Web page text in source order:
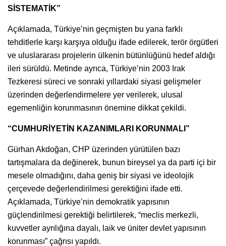
SİSTEMATİK”
Açıklamada, Türkiye’nin geçmişten bu yana farklı
tehditlerle karşı karşıya olduğu ifade edilerek, terör örgütleri
ve uluslararası projelerin ülkenin bütünlüğünü hedef aldığı
ileri sürüldü. Metinde ayrıca, Türkiye’nin 2003 Irak
Tezkeresi süreci ve sonraki yıllardaki siyasi gelişmeler
üzerinden değerlendirmelere yer verilerek, ulusal
egemenliğin korunmasının önemine dikkat çekildi.
“CUMHURİYETİN KAZANIMLARI KORUNMALI”
Gürhan Akdoğan, CHP üzerinden yürütülen bazı
tartışmalara da değinerek, bunun bireysel ya da parti içi bir
mesele olmadığını, daha geniş bir siyasi ve ideolojik
çerçevede değerlendirilmesi gerektiğini ifade etti.
Açıklamada, Türkiye’nin demokratik yapısının
güçlendirilmesi gerektiği belirtilerek, “meclis merkezli,
kuvvetler ayrılığına dayalı, laik ve üniter devlet yapısının
korunması” çağrısı yapıldı.